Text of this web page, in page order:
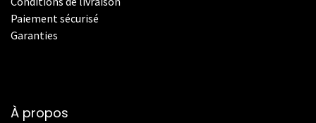
Paiement sécurisé
Garanties
À propos